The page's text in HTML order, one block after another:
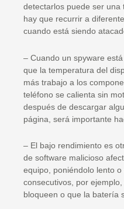
detectarlos puede ser una
hay que recurrir a
cuando está siendo
– Cuando un spyware
que la temperatura del
más trabajo a los
teléfono se calienta sin
después de descargar
página, será importante
– El bajo rendimiento es
de software malicioso
equipo, poniéndolo lento
consecutivos, por
bloqueen o que la batería